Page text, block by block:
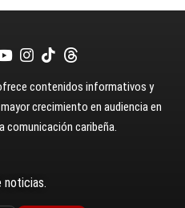
contenidos informativos y
crecimiento en audiencia en
comunicación caribeña.
noticias.